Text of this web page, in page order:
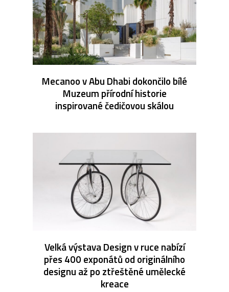
Mecanoo v Abu Dhabi dokončilo bílé
Muzeum přírodní historie
inspirované čedičovou skálou
Velká výstava Design v ruce nabízí
přes 400 exponátů od originálního
designu až po ztřeštěné umělecké
kreace